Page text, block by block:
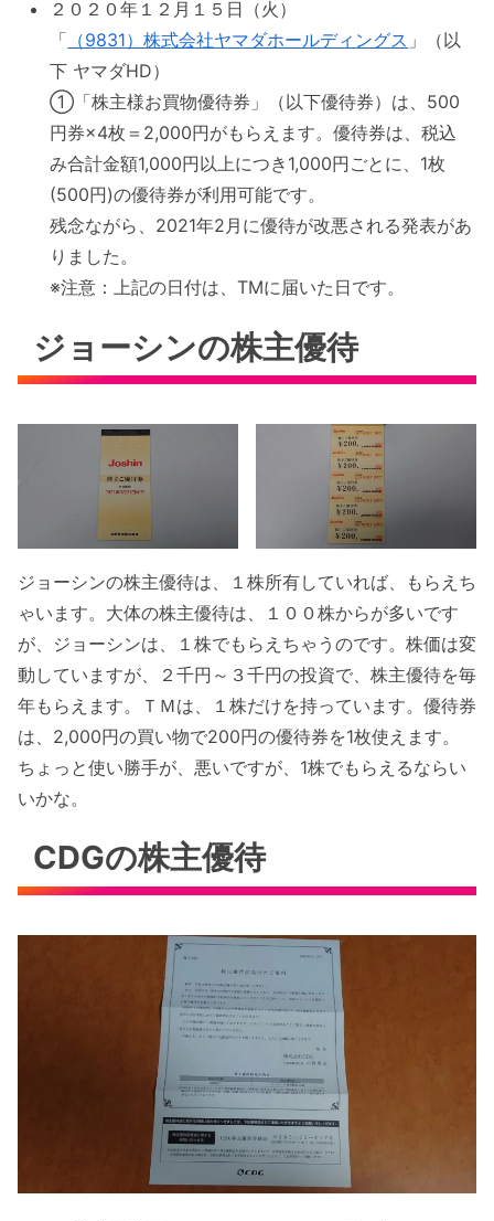
２０２０年１２月１５日（火）
「 （9831）株式会社ヤマダホールディングス 」（以
下 ヤマダHD）
①「株主様お買物優待券」（以下優待券）は、500
円券×4枚＝2,000円がもらえます。優待券は、税込
み合計金額1,000円以上につき1,000円ごとに、1枚
(500円)の優待券が利用可能です。
残念ながら、2021年2月に優待が改悪される発表があ
りました。
※注意：上記の日付は、TMに届いた日です。
ジョーシンの株主優待
ジョーシンの株主優待は、１株所有していれば、もらえち
ゃいます。大体の株主優待は、１００株からが多いです
が、ジョーシンは、１株でもらえちゃうのです。株価は変
動していますが、２千円～３千円の投資で、株主優待を毎
年もらえます。ＴＭは、１株だけを持っています。優待券
は、2,000円の買い物で200円の優待券を1枚使えます。
ちょっと使い勝手が、悪いですが、1株でもらえるならい
いかな。
CDGの株主優待